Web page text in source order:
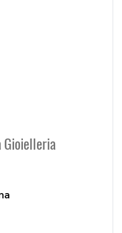
Gioielleria